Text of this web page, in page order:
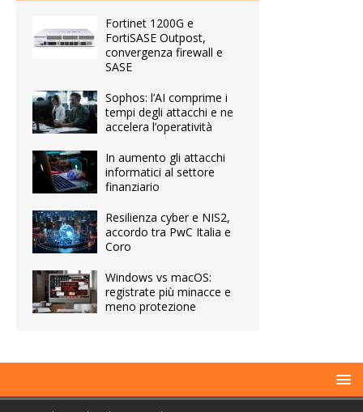
Fortinet 1200G e
FortiSASE Outpost,
convergenza firewall e
SASE
Sophos: l’AI comprime i
tempi degli attacchi e ne
accelera l’operatività
In aumento gli attacchi
informatici al settore
finanziario
Resilienza cyber e NIS2,
accordo tra PwC Italia e
Coro
Windows vs macOS:
registrate più minacce e
meno protezione